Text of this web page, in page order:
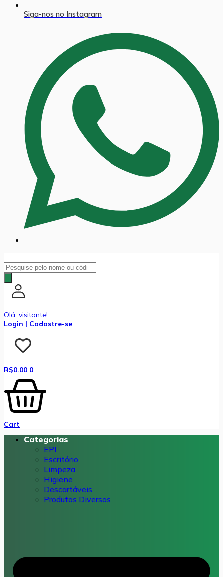
Siga-nos no Instagram
Pesquisar
produtos
Olá, visitante!
Login | Cadastre-se
R$0.00 0
Cart
Categorias
EPI
Escritório
Limpeza
Higiene
Descartáveis
Produtos Diversos